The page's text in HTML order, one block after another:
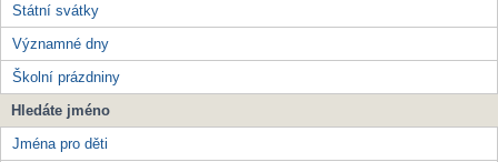
Státní svátky
Významné dny
Školní prázdniny
Hledáte jméno
Jména pro děti